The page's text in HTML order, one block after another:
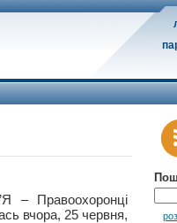
Правоохоронці
вчора, 25 червня,